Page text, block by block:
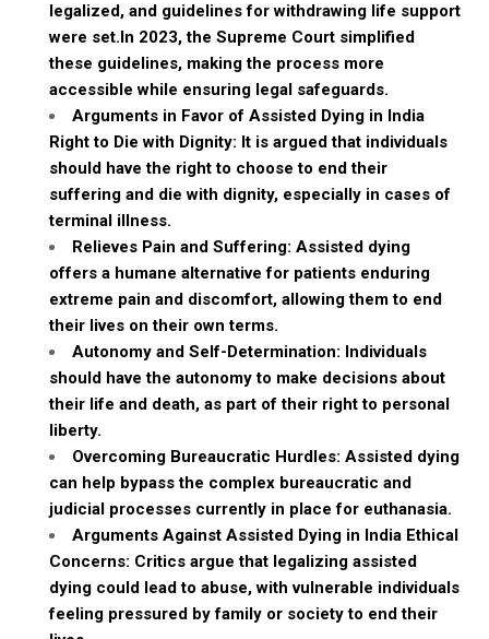
legalized, and guidelines for withdrawing life support
were set.In 2023, the Supreme Court simplified
these guidelines, making the process more
accessible while ensuring legal safeguards.
Arguments in Favor of Assisted Dying in India
Right to Die with Dignity: It is argued that individuals
should have the right to choose to end their
suffering and die with dignity, especially in cases of
terminal illness.
Relieves Pain and Suffering: Assisted dying
offers a humane alternative for patients enduring
extreme pain and discomfort, allowing them to end
their lives on their own terms.
Autonomy and Self-Determination: Individuals
should have the autonomy to make decisions about
their life and death, as part of their right to personal
liberty.
Overcoming Bureaucratic Hurdles: Assisted dying
can help bypass the complex bureaucratic and
judicial processes currently in place for euthanasia.
Arguments Against Assisted Dying in India Ethical
Concerns: Critics argue that legalizing assisted
dying could lead to abuse, with vulnerable individuals
feeling pressured by family or society to end their